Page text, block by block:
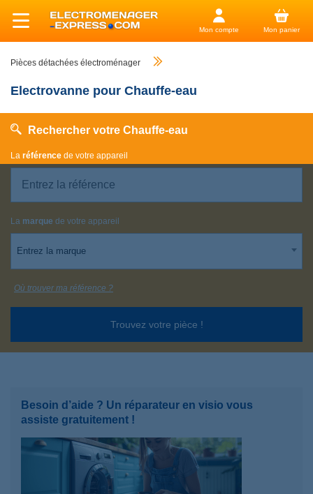
Mon compte Mon panier
Pièces détachées électroménager
Electrovanne pour Chauffe-eau
Rechercher votre Chauffe-eau
La référence de votre appareil
La marque de votre appareil
Entrez la marque
Trouvez votre pièce !
Où trouver ma référence ?
Besoin d’aide ? Un réparateur en visio vous
assiste gratuitement !